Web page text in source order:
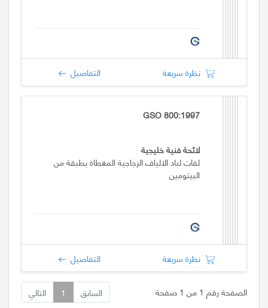
نظرة سريعة التفاصيل
GSO 800:1997
لائحة فنية خليجية
لفات لباد الالياف الزجاجية المغطاة بطبقة من
البيتومين
نظرة سريعة التفاصيل
الصفحة رقم 1 من 1 صفحة السابق 1 التالي